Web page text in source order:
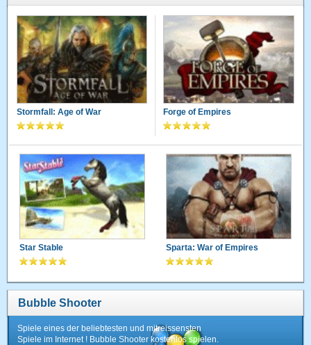
Stormfall: Age of War Forge of Empires
Star Stable Sparta: War of Empires
Bubble Shooter
Spiele eines der beliebtesten und mitreissensten
Spiele im Internet ! Bubble Shooter kostenlos spielen.